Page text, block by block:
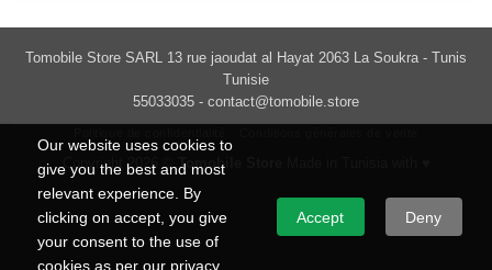
Our website uses cookies to
give you the best and most
relevant experience. By
clicking on accept, you give
your consent to the use of
cookies as per our privacy
Accept Deny
Tomobile Store SARL 13 rue jaoudat al Hayat 2063 La Soukra - Tunis
Tunisie
55033035 - contact@tomobile.store
Copyright 2026 ©Tomobile Store